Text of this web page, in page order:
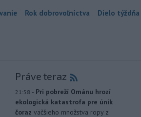
Rok dobrovoľníctva Dielo týždňa
Práve teraz
21:58 - Pri pobreží Ománu hrozí
ekologická katastrofa pre únik
čoraz väčšieho množstva ropy z